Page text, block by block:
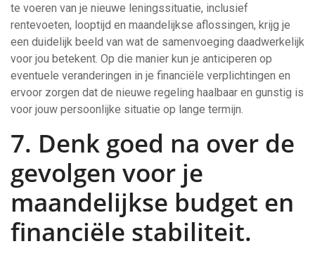
te voeren van je nieuwe leningssituatie, inclusief
rentevoeten, looptijd en maandelijkse aflossingen, krijg je
een duidelijk beeld van wat de samenvoeging daadwerkelijk
voor jou betekent. Op die manier kun je anticiperen op
eventuele veranderingen in je financiële verplichtingen en
ervoor zorgen dat de nieuwe regeling haalbaar en gunstig is
voor jouw persoonlijke situatie op lange termijn.
7. Denk goed na over de
gevolgen voor je
maandelijkse budget en
financiële stabiliteit.